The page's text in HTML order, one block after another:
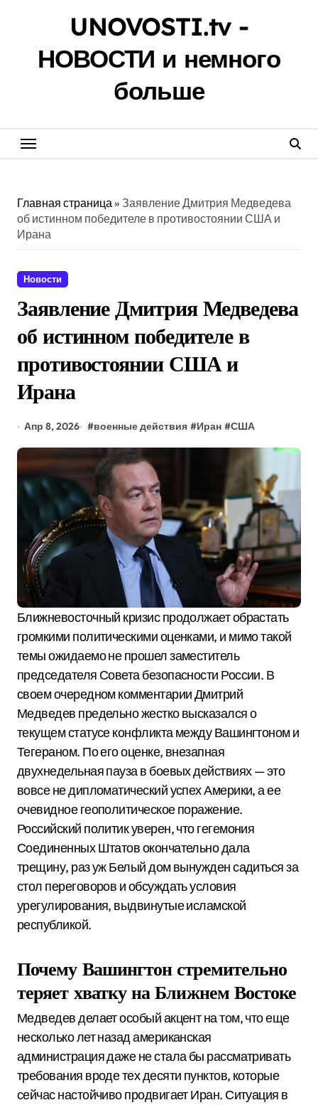
UNOVOSTI.tv -
НОВОСТИ и немного
больше
Главная страница» Заявление Дмитрия Медведева
об истинном победителе в противостоянии США и
Ирана
Новости
Заявление Дмитрия Медведева
об истинном победителе в
противостоянии США и
Ирана
Апр 8, 2026 #военные действия #Иран #США
Ближневосточный кризис продолжает обрастать
громкими политическими оценками, и мимо такой
темы ожидаемо не прошел заместитель
председателя Совета безопасности России. В
своем очередном комментарии Дмитрий
Медведев предельно жестко высказался о
текущем статусе конфликта между Вашингтоном и
Тегераном. По его оценке, внезапная
двухнедельная пауза в боевых действиях — это
вовсе не дипломатический успех Америки, а ее
очевидное геополитическое поражение.
Российский политик уверен, что гегемония
Соединенных Штатов окончательно дала
трещину, раз уж Белый дом вынужден садиться за
стол переговоров и обсуждать условия
урегулирования, выдвинутые исламской
республикой.
Почему Вашингтон стремительно
теряет хватку на Ближнем Востоке
Медведев делает особый акцент на том, что еще
несколько лет назад американская
администрация даже не стала бы рассматривать
требования вроде тех десяти пунктов, которые
сейчас настойчиво продвигает Иран. Ситуация в